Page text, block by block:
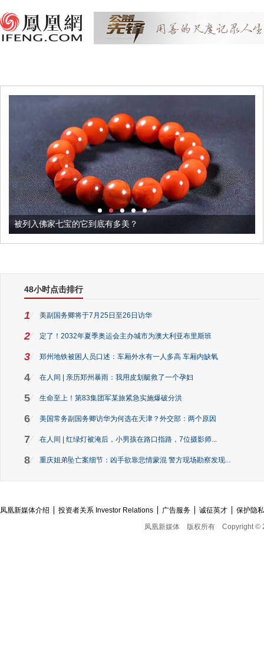
被列入佛家七宝的它到底有多美？
48小时点击排行
1 美副国务卿将于7月25日至26日访华
2 定了！2032年夏季奥运会主办城市为澳大利亚布里斯班
3 郑州地铁被困人员口述：车厢外水有一人多高 车厢内缺氧
4 在人间 | 亲历郑州暴雨：我用皮划艇救了一个孕妇
5 生命至上！第83集团军某旅紧急实施爆破分洪
6 美国常务副国务卿访华为何选在天津？外交部：两个原因
7 在人间 | 红绿灯被淹后，小男孩在路口指路，7位摄影师...
8 重庆姐弟坠亡案细节：凶手欲靠悲情蒙混 警方现场勘察发现...
凤凰新媒体介绍 投资者关系 Investor Relations 广告服务 诚征英才
保护隐
凤凰新媒体
版权所有 Copyright ©